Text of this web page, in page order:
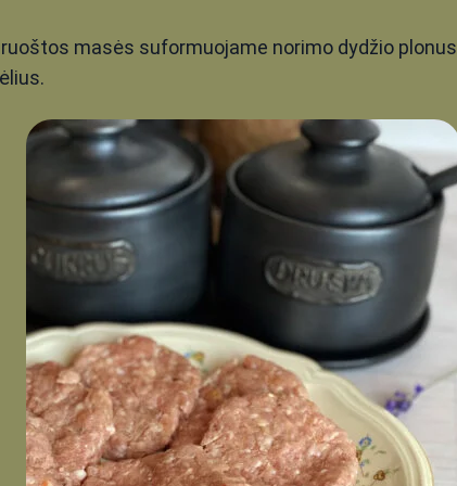
masės suformuojame norimo dydžio plonus